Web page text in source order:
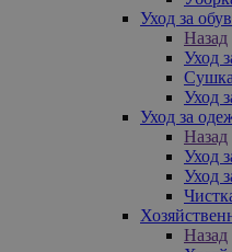
Уход за
Назад
Уход
Уход
Уход за
Назад
Уход
Уход
Назад